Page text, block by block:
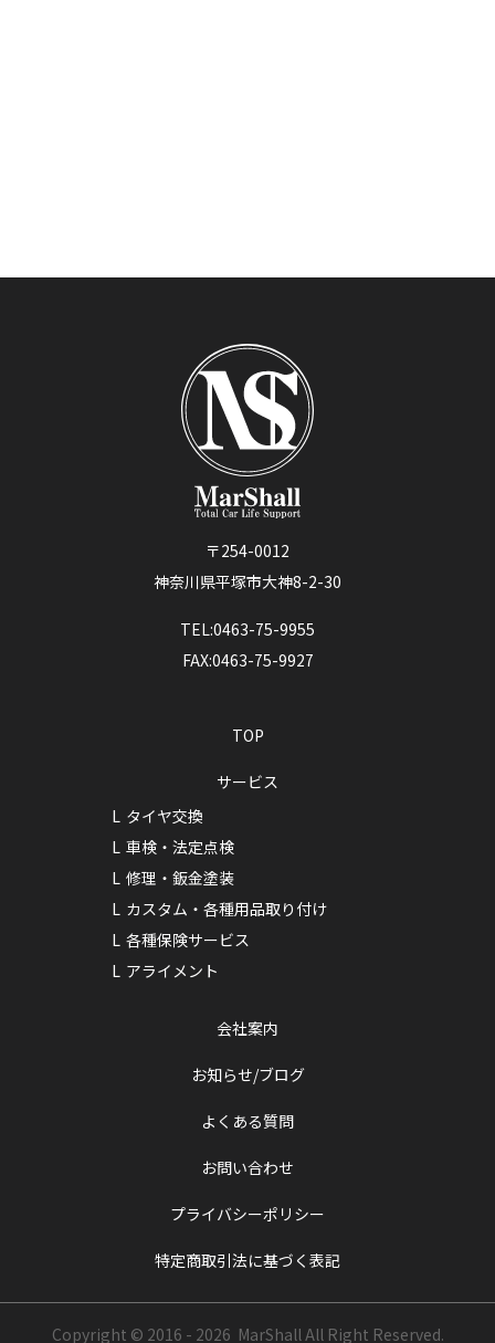
〒254-0012
神奈川県平塚市大神8-2-30
TEL:0463-75-9955
FAX:0463-75-9927
TOP
サービス
タイヤ交換
車検・法定点検
修理・鈑金塗装
カスタム・各種用品取り付け
各種保険サービス
アライメント
会社案内
お知らせ/ブログ
よくある質問
お問い合わせ
プライバシーポリシー
特定商取引法に基づく表記
Copyright © 2016 - 2026 MarShallAll Right Reserved.